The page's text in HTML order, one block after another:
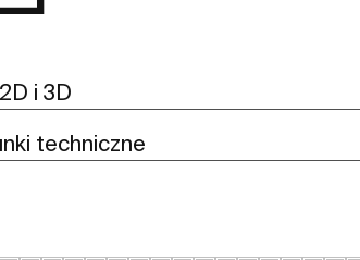
i 3D
techniczne